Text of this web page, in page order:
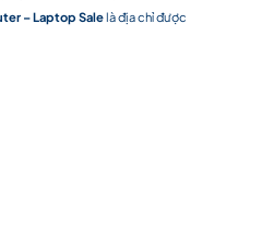
– Laptop Salelà địa chỉ được